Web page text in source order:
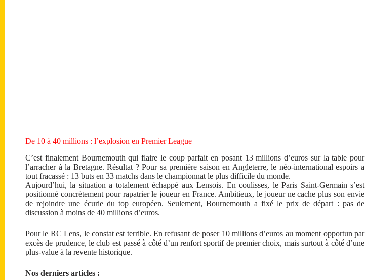
De 10 à 40 millions : l’explosion en Premier League
C’est finalement Bournemouth qui flaire le coup parfait en posant 13 millions d’euros sur la table pour
l’arracher à la Bretagne. Résultat ? Pour sa première saison en Angleterre, le néo-international espoirs a
tout fracassé : 13 buts en 33 matchs dans le championnat le plus difficile du monde.
Aujourd’hui, la situation a totalement échappé aux Lensois. En coulisses, le Paris Saint-Germain s’est
positionné concrètement pour rapatrier le joueur en France. Ambitieux, le joueur ne cache plus son envie
de rejoindre une écurie du top européen. Seulement, Bournemouth a fixé le prix de départ : pas de
discussion à moins de 40 millions d’euros.
Pour le RC Lens, le constat est terrible. En refusant de poser 10 millions d’euros au moment opportun par
excès de prudence, le club est passé à côté d’un renfort sportif de premier choix, mais surtout à côté d’une
plus-value à la revente historique.
Nos derniers articles :